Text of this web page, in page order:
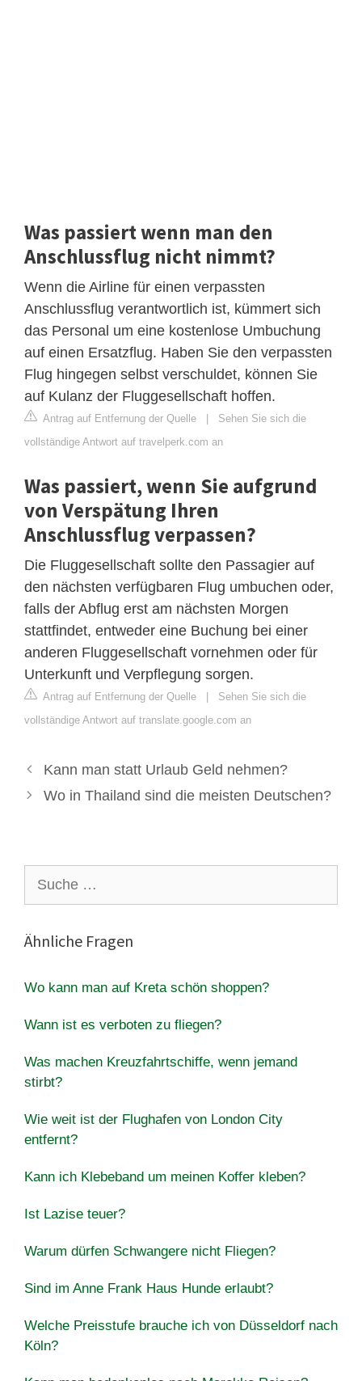
Was passiert wenn man den
Anschlussflug nicht nimmt?
Wenn die Airline für einen verpassten
Anschlussflug verantwortlich ist, kümmert sich
das Personal um eine kostenlose Umbuchung
auf einen Ersatzflug. Haben Sie den verpassten
Flug hingegen selbst verschuldet, können Sie
auf Kulanz der Fluggesellschaft hoffen.
Antrag auf Entfernung der Quelle | Sehen Sie sich die
vollständige Antwort auf travelperk.com an
Was passiert, wenn Sie aufgrund
von Verspätung Ihren
Anschlussflug verpassen?
Die Fluggesellschaft sollte den Passagier auf
den nächsten verfügbaren Flug umbuchen oder,
falls der Abflug erst am nächsten Morgen
stattfindet, entweder eine Buchung bei einer
anderen Fluggesellschaft vornehmen oder für
Unterkunft und Verpflegung sorgen.
Antrag auf Entfernung der Quelle | Sehen Sie sich die
vollständige Antwort auf translate.google.com an
Kann man statt Urlaub Geld nehmen?
Wo in Thailand sind die meisten Deutschen?
nach:
Ähnliche Fragen
Wo kann man auf Kreta schön shoppen?
Wann ist es verboten zu fliegen?
Was machen Kreuzfahrtschiffe, wenn jemand
stirbt?
Wie weit ist der Flughafen von London City
entfernt?
Kann ich Klebeband um meinen Koffer kleben?
Ist Lazise teuer?
Warum dürfen Schwangere nicht Fliegen?
Sind im Anne Frank Haus Hunde erlaubt?
Welche Preisstufe brauche ich von Düsseldorf nach
Köln?